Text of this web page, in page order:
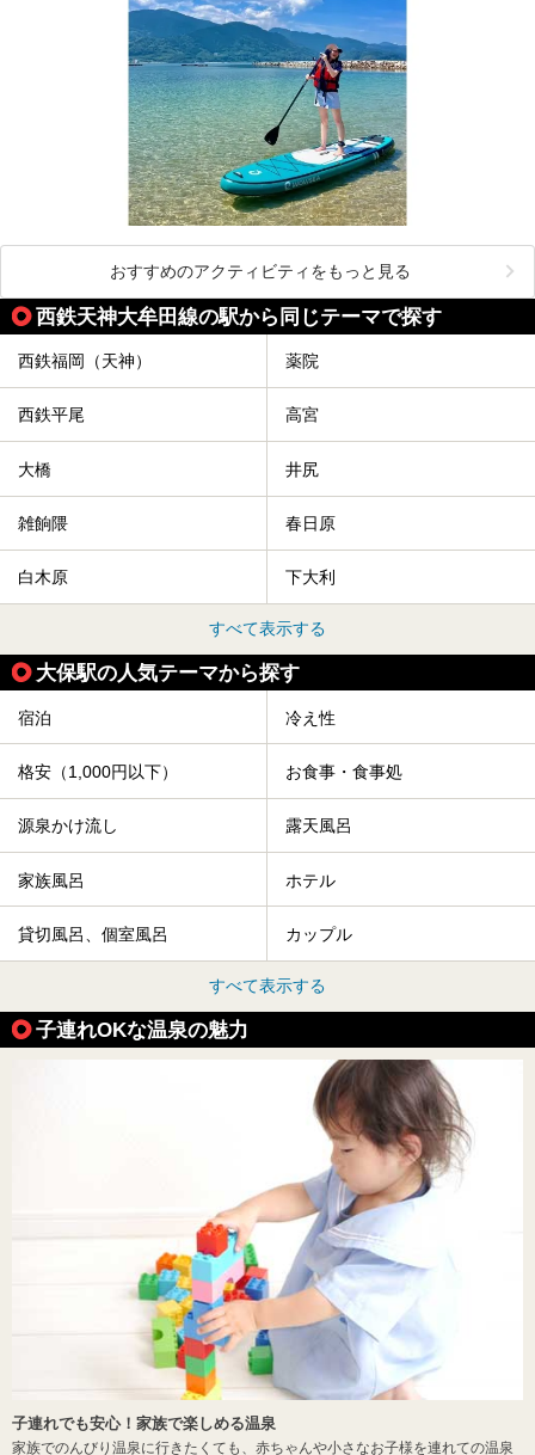
おすすめのアクティビティをもっと見る
西鉄天神大牟田線の駅から同じテーマで探す
西鉄福岡（天神） 薬院
西鉄平尾 高宮
大橋 井尻
雑餉隈 春日原
白木原 下大利
すべて表示する
大保駅の人気テーマから探す
宿泊 冷え性
格安（1,000円以下） お食事・食事処
源泉かけ流し 露天風呂
家族風呂 ホテル
貸切風呂、個室風呂 カップル
すべて表示する
子連れOKな温泉の魅力
子連れでも安心！家族で楽しめる温泉
家族でのんびり温泉に行きたくても、赤ちゃんや小さなお子様を連れての温泉